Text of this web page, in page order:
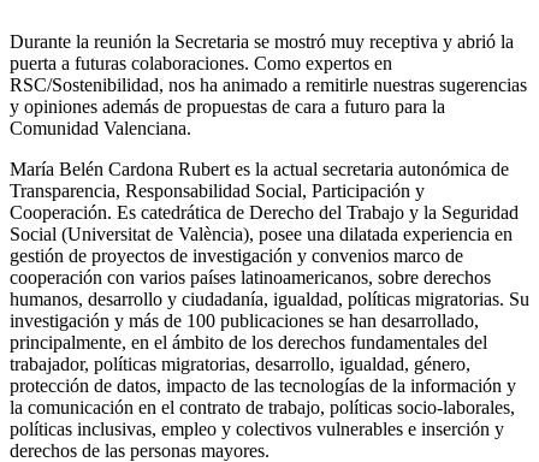
Durante la reunión la Secretaria se mostró muy receptiva y abrió la
puerta a futuras colaboraciones. Como expertos en
RSC/Sostenibilidad, nos ha animado a remitirle nuestras sugerencias
y opiniones además de propuestas de cara a futuro para la
Comunidad Valenciana.
María Belén Cardona Rubert es la actual secretaria autonómica de
Transparencia, Responsabilidad Social, Participación y
Cooperación. Es catedrática de Derecho del Trabajo y la Seguridad
Social (Universitat de València), posee una dilatada experiencia en
gestión de proyectos de investigación y convenios marco de
cooperación con varios países latinoamericanos, sobre derechos
humanos, desarrollo y ciudadanía, igualdad, políticas migratorias. Su
investigación y más de 100 publicaciones se han desarrollado,
principalmente, en el ámbito de los derechos fundamentales del
trabajador, políticas migratorias, desarrollo, igualdad, género,
protección de datos, impacto de las tecnologías de la información y
la comunicación en el contrato de trabajo, políticas socio-laborales,
políticas inclusivas, empleo y colectivos vulnerables e inserción y
derechos de las personas mayores.